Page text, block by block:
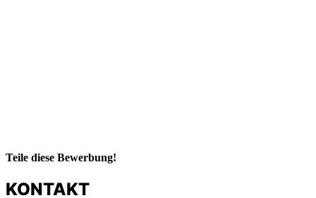
Teile diese Bewerbung!
KONTAKT